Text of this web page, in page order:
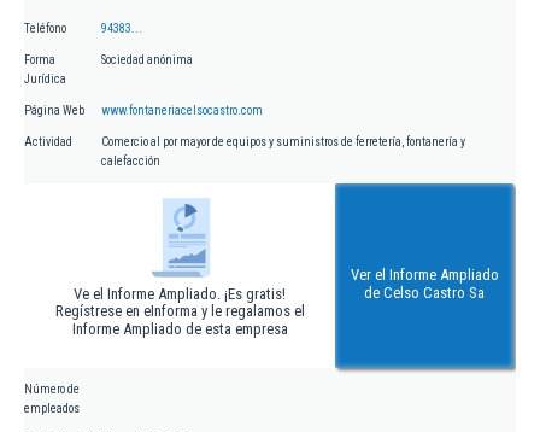
Teléfono 94383...
Forma
Jurídica
Sociedad anónima
Página Web www.fontaneriacelsocastro.com
Actividad
Comercio al por mayor de equipos y suministros de ferretería, fontanería y
calefacción
Ve el Informe Ampliado. ¡Es gratis!
Regístrese en eInforma y le regalamos el
Informe Ampliado de esta empresa
Ver el Informe Ampliado
de Celso Castro Sa
Número de
empleados